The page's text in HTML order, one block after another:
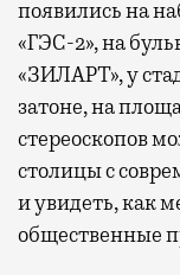
появились на
«ГЭС-2», на
«ЗИЛАРТ», у
затоне, на
стереоскопов
столицы с
и увидеть, как
общественные